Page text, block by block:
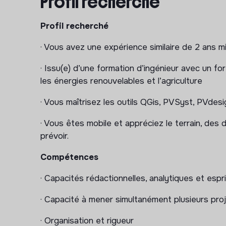
agriculteurs partenaires.
Rejoindre Agriterra Group, c’est prendre part
effervescence.
projets agrivoltaïques en France,
d’Agriterra. Ces projets seront au service de
représenteront un levier de stabilisation
agriculteurs accompagnés par la foncière.
Pour cela, vous serez amené à :
Développer des relations de confiance et
collectivités territoriales, les associations
Profil recherché
· Vous avez une expérience similaire de 2 ans
· Issu(e) d’une formation d’ingénieur avec
les énergies renouvelables et l’agriculture
· Vous maîtrisez les outils QGis, PVSyst,
· Vous êtes mobile et appréciez le terrain,
prévoir.
Compétences
· Capacités rédactionnelles, analytiques et
· Capacité à mener simultanément plusieurs
· Organisation et rigueur